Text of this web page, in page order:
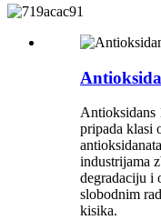
Antioksidans
pripada klasi
industrijama
degradaciju i
slobodnim
kisika.